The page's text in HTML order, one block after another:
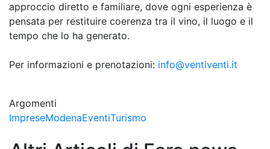
approccio diretto e familiare, dove ogni esperienza è
pensata per restituire coerenza tra il vino, il luogo e il
tempo che lo ha generato.
Per informazioni e prenotazioni: info@ventiventi.it
Argomenti
ImpreseModenaEventiTurismo